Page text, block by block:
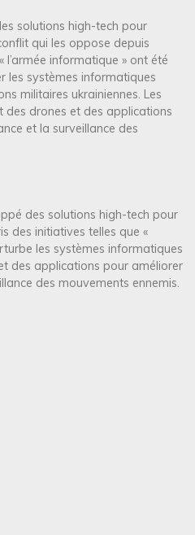
solutions high-tech pour
qui les oppose depuis
informatique » ont été
les systèmes informatiques
militaires ukrainiennes. Les
des drones et des applications
et la surveillance des
des solutions high-tech pour
des initiatives telles que «
les systèmes informatiques
des applications pour améliorer
des mouvements ennemis.